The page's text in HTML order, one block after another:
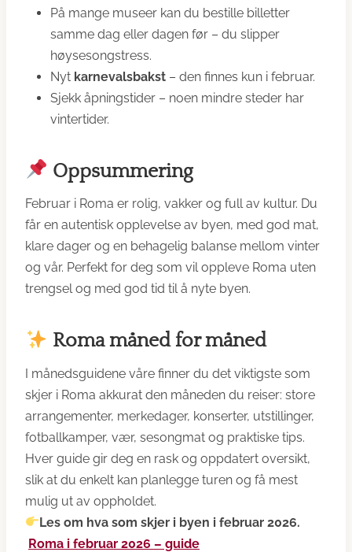
På mange museer kan du bestille billetter
samme dag eller dagen før – du slipper
høysesongstress.
Nyt karnevalsbakst – den finnes kun i februar.
Sjekk åpningstider – noen mindre steder har
vintertider.
Oppsummering
Februar i Roma er rolig, vakker og full av kultur. Du
får en autentisk opplevelse av byen, med god mat,
klare dager og en behagelig balanse mellom vinter
og vår. Perfekt for deg som vil oppleve Roma uten
trengsel og med god tid til å nyte byen.
Roma måned for måned
I månedsguidene våre finner du det viktigste som
skjer i Roma akkurat den måneden du reiser: store
arrangementer, merkedager, konserter, utstillinger,
fotballkamper, vær, sesongmat og praktiske tips.
Hver guide gir deg en rask og oppdatert oversikt,
slik at du enkelt kan planlegge turen og få mest
mulig ut av oppholdet.
Les om hva som skjer i byen i februar 2026.
Roma i februar 2026 – guide